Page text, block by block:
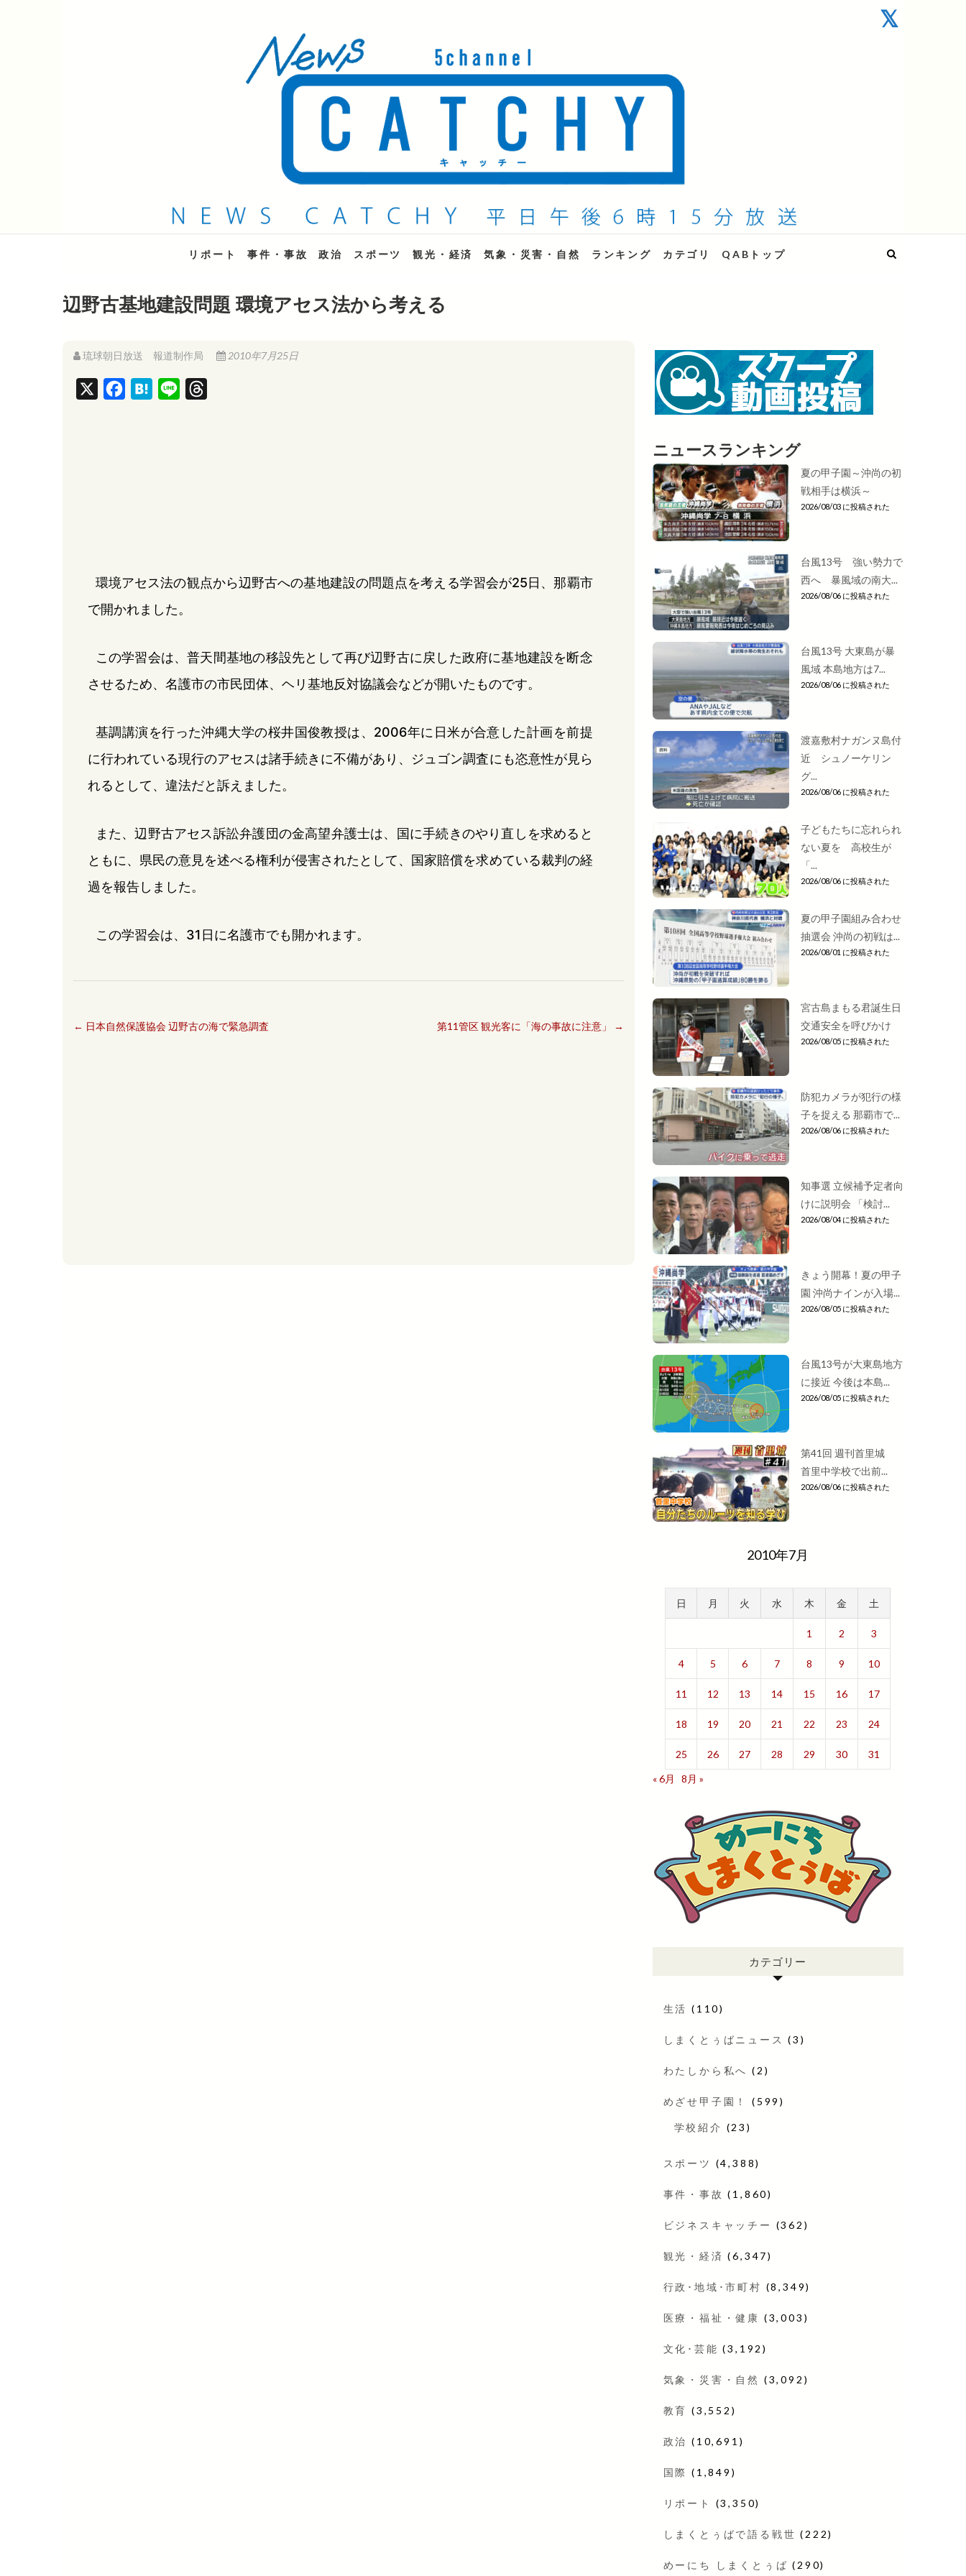
QAB NEWS Headline
キャッチー 月曜〜金曜 午後6時15分放送
リポート 事件・事故 政治 スポーツ 観光・経済 気象・災害・自然 ランキング カテゴリ QABトップ
辺野古基地建設問題 環境アセス法から考える
琉球朝日放送 報道制作局 2010年7月25日
H
環境アセス法の観点から辺野古への基地建設の問題点を考える学習会が25日、那覇市
で開かれました。
この学習会は、普天間基地の移設先として再び辺野古に戻した政府に基地建設を断念
させるため、名護市の市民団体、ヘリ基地反対協議会などが開いたものです。
基調講演を行った沖縄大学の桜井国俊教授は、2006年に日米が合意した計画を前提
に行われている現行のアセスは諸手続きに不備があり、ジュゴン調査にも恣意性が見ら
れるとして、違法だと訴えました。
また、辺野古アセス訴訟弁護団の金高望弁護士は、国に手続きのやり直しを求めると
ともに、県民の意見を述べる権利が侵害されたとして、国家賠償を求めている裁判の経
過を報告しました。
この学習会は、31日に名護市でも開かれます。
← 日本自然保護協会 辺野古の海で緊急調査 第11管区 観光客に「海の事故に注意」 →
ニュースランキング
夏の甲子園～沖尚の初
戦相手は横浜～
2026/08/03 に投稿された
台風13号 強い勢力で
西へ 暴風域の南大...
2026/08/06 に投稿された
台風13号 大東島が暴
風域 本島地方は7...
2026/08/06 に投稿された
渡嘉敷村ナガンヌ島付
近 シュノーケリン
グ...
2026/08/06 に投稿された
子どもたちに忘れられ
ない夏を 高校生が
「...
2026/08/06 に投稿された
夏の甲子園組み合わせ
抽選会 沖尚の初戦は...
2026/08/01 に投稿された
宮古島まもる君誕生日
交通安全を呼びかけ
2026/08/05 に投稿された
防犯カメラが犯行の様
子を捉える 那覇市で...
2026/08/06 に投稿された
知事選 立候補予定者向
けに説明会 「検討...
2026/08/04 に投稿された
きょう開幕！夏の甲子
園 沖尚ナインが入場...
2026/08/05 に投稿された
台風13号が大東島地方
に接近 今後は本島...
2026/08/05 に投稿された
第41回 週刊首里城
首里中学校で出前...
2026/08/06 に投稿された
2010年7月
日 月 火 水 木 金 土
1 2 3
4 5 6 7 8 9 10
11 12 13 14 15 16 17
18 19 20 21 22 23 24
25 26 27 28 29 30
31
« 6月
8月 »
カテゴリー
生活 (110)
しまくとぅばニュース (3)
わたしから私へ (2)
めざせ甲子園！ (599)
学校紹介 (23)
スポーツ (4,388)
事件・事故 (1,860)
ビジネスキャッチー (362)
観光・経済 (6,347)
行政･地域･市町村 (8,349)
医療・福祉・健康 (3,003)
文化･芸能 (3,192)
気象・災害・自然 (3,092)
教育 (3,552)
政治 (10,691)
国際 (1,849)
リポート (3,350)
しまくとぅばで語る戦世 (222)
めーにち しまくとぅば (290)